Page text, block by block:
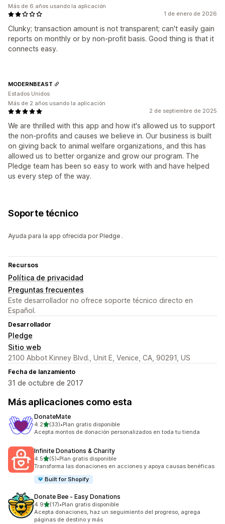
1 de enero de 2026
Clunky; transaction amount is not transparent; can't easily gain
reports on monthly or by non-profit basis. Good thing is that it
connects easy.
Más de 6 años usando la aplicación
2 de septiembre de 2025
We are thrilled with this app and how it's allowed us to support
the non-profits and causes we believe in. Our business is built
on giving back to animal welfare organizations, and this has
allowed us to better organize and grow our program. The
Pledge team has been so easy to work with and have helped
us every step of the way.
MODERNBEAST
Estados Unidos
Más de 2 años usando la aplicación
Soporte técnico
Ayuda para la app ofrecida por Pledge .
Recursos
Política de privacidad
Preguntas frecuentes
Este desarrollador no ofrece soporte técnico directo en
Español.
Desarrollador
Pledge
Sitio web
2100 Abbot Kinney Blvd., Unit E, Venice, CA, 90291, US
Fecha de lanzamiento
31 de octubre de 2017
Más aplicaciones como esta
DonateMate
4.2de 5 estrellas
(33)
33 reseñas en total
•Plan gratis disponible
Acepta montos de donación personalizados en toda tu tienda
Infinite Donations & Charity
4.5de 5 estrellas
(5)
5 reseñas en total
•Plan gratis disponible
Transforma las donaciones en acciones y apoya causas benéficas
Built for Shopify
Donate Bee ‑ Easy Donations
4.9de 5 estrellas
(17)
17 reseñas en total
•Plan gratis disponible
Acepta donaciones, haz un seguimiento del progreso, agrega
páginas de destino y más